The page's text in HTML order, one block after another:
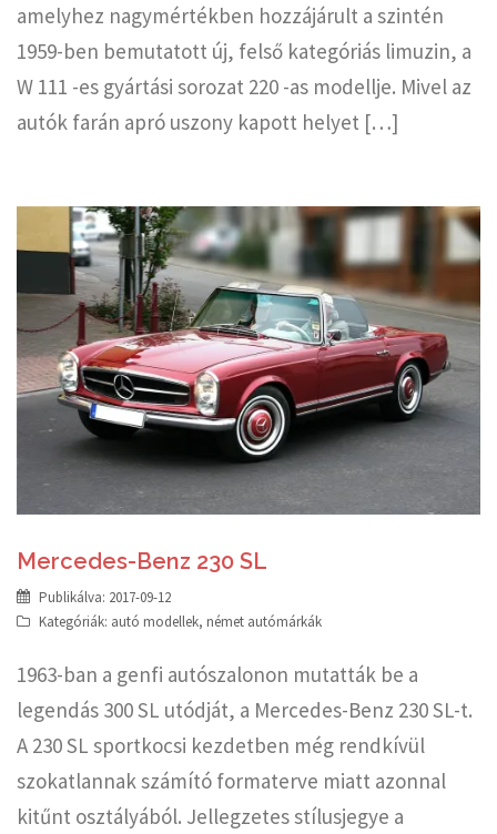
amelyhez nagymértékben hozzájárult a szintén
1959-ben bemutatott új, felső kategóriás limuzin, a
W 111 -es gyártási sorozat 220 -as modellje. Mivel az
autók farán apró uszony kapott helyet […]
Mercedes-Benz 230 SL
Publikálva: 2017-09-12
Kategóriák: autó modellek, német autómárkák
1963-ban a genfi autószalonon mutatták be a
legendás 300 SL utódját, a Mercedes-Benz 230 SL-t.
A 230 SL sportkocsi kezdetben még rendkívül
szokatlannak számító formaterve miatt azonnal
kitűnt osztályából. Jellegzetes stílusjegye a